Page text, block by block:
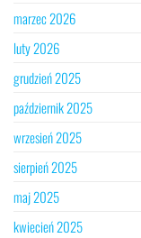
marzec 2026
luty 2026
grudzień 2025
październik 2025
wrzesień 2025
sierpień 2025
maj 2025
kwiecień 2025